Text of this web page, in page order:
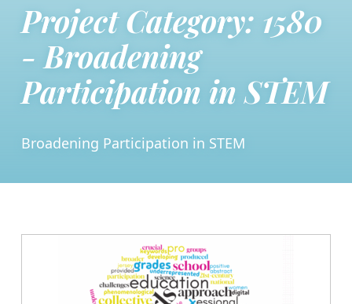
Project Category: 1580
- Broadening
Participation in STEM
Broadening Participation in STEM